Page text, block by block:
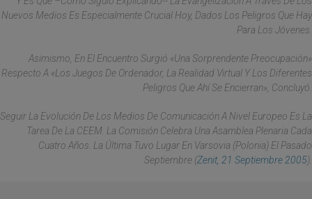
Nuevos Medios Es Especialmente Crucial Hoy, Dados Los Peligros Que Hay
Para Los Jóvenes.
Asimismo, En El Encuentro Surgió «una Sorprendente Preocupación»
Respecto A «los Juegos De Ordenador, La Realidad Virtual Y Los Diferentes
Peligros Que Ahí Se Encierran», Concluyó.
Seguir La Evolución De Los Medios De Comunicación A Nivel Europeo Es La
Tarea De La CEEM. La Comisión Celebra Una Asamblea Plenaria Cada
Cuatro Años. La Última Tuvo Lugar En Varsovia (Polonia) El Pasado
Septiembre (Zenit, 21 Septiembre 2005).